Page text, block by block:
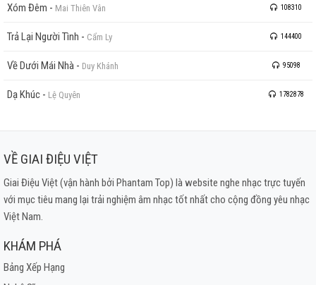
Xóm Đêm - Mai Thiên Vân 108310
Trả Lại Người Tình - Cẩm Ly 144400
Về Dưới Mái Nhà - Duy Khánh 95098
Dạ Khúc - Lệ Quyên 1782878
VỀ GIAI ĐIỆU VIỆT
Giai Điệu Việt (vận hành bởi Phantam Top) là website nghe nhạc trực tuyến
với mục tiêu mang lại trải nghiệm âm nhạc tốt nhất cho cộng đồng yêu nhạc
Việt Nam.
KHÁM PHÁ
Bảng Xếp Hạng